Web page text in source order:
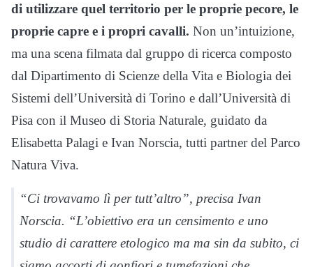
di utilizzare quel territorio per le proprie pecore, le
proprie capre e i propri cavalli. Non un’intuizione,
ma una scena filmata dal gruppo di ricerca composto
dal Dipartimento di Scienze della Vita e Biologia dei
Sistemi dell’Università di Torino e dall’Università di
Pisa con il Museo di Storia Naturale, guidato da
Elisabetta Palagi e Ivan Norscia, tutti partner del Parco
Natura Viva.
“Ci trovavamo lì per tutt’altro”, precisa Ivan
Norscia. “L’obiettivo era un censimento e uno
studio di carattere etologico ma ma sin da subito, ci